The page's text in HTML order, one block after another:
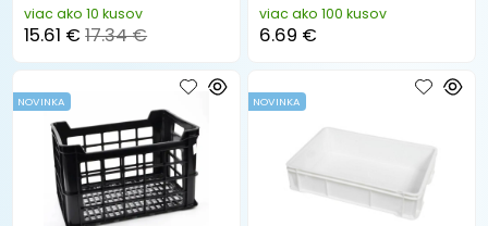
viac ako 10 kusov
15.61 € 17.34 €
viac ako 100 kusov
6.69 €
NOVINKA NOVINKA